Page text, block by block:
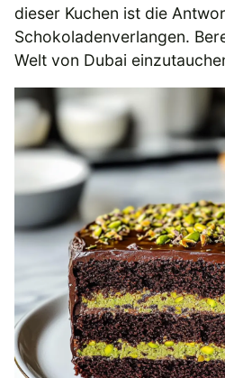
dieser Kuchen ist die
Schokoladenverlangen.
Welt von Dubai